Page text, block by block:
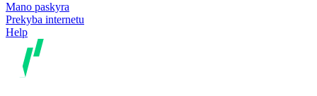
Mano paskyra
Prekyba internetu
Help